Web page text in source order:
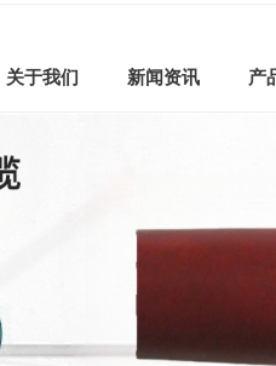
关于我们 新闻资讯 产